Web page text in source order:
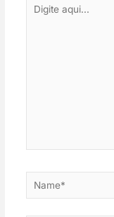
aqui...
Name*